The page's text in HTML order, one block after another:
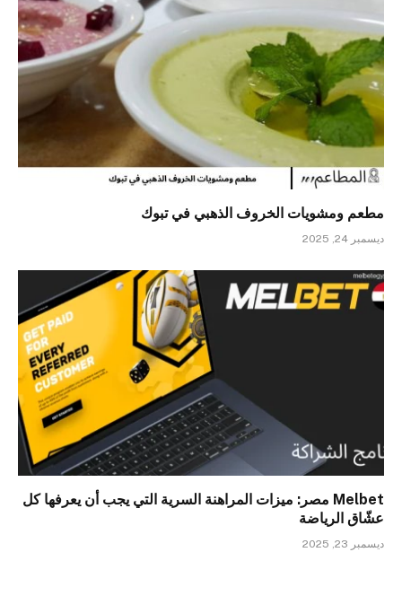
مطعم ومشويات الخروف الذهبي في تبوك
ديسمبر 24, 2025
Melbet مصر: ميزات المراهنة السرية التي يجب أن يعرفها كل
عشّاق الرياضة
ديسمبر 23, 2025